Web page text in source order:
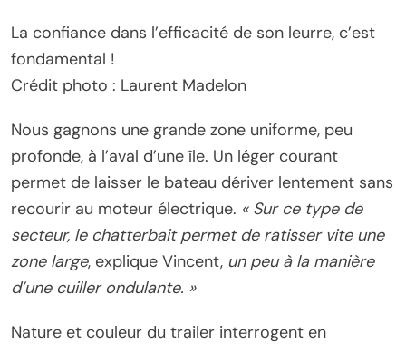
La confiance dans l’efficacité de son leurre, c’est
fondamental !
Crédit photo : Laurent Madelon
Nous gagnons une grande zone uniforme, peu
profonde, à l’aval d’une île. Un léger courant
permet de laisser le bateau dériver lentement sans
recourir au moteur électrique. « Sur ce type de
secteur, le chatterbait permet de ratisser vite une
zone large, explique Vincent, un peu à la manière
d’une cuiller ondulante. »
Nature et couleur du trailer interrogent en